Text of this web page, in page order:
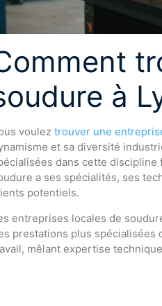
à
voulez trouver une
et sa diversité
dans cette
a ses spécialités, ses
potentiels.
entreprises locales de
prestations plus spécialisées
mêlant expertise